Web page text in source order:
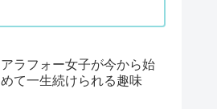
アラフォー女子が今から始
めて一生続けられる趣味